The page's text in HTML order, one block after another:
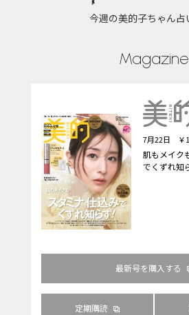
今週の美的子ちゃん占
Magazine
7月22日 ￥
肌もメイク
でくずれ知
最新号を購入する
定期購読